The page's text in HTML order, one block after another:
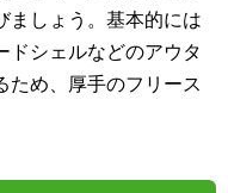
ましょう。基本的には
ドシェルなどのアウタ
ため、厚手のフリース